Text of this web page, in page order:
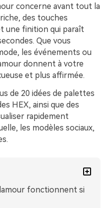
concerne avant tout la
des touches
une finition qui paraît
Que vous
les événements ou
donnent à votre
et plus affirmée.
de 20 idées de palettes
HEX, ainsi que des
rapidement
les modèles sociaux,
fonctionnent si